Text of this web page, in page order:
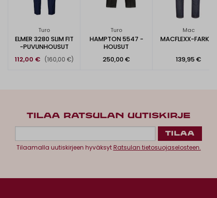
Turo
ELMER 3280 SLIM FIT
-PUVUNHOUSUT
112,00 €
(160,00 €)
Turo
HAMPTON 5547 -
HOUSUT
250,00 €
Mac
MACFLEXX-FARKUT
139,95 €
TILAA RATSULAN UUTISKIRJE
Tilaamalla uutiskirjeen hyväksytRatsulan tietosuojaselosteen.